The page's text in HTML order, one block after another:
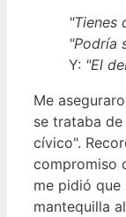
"Tienes
"Podría
Y: "El
Me
se trataba
cívico".
compromiso
me pidió que
mantequilla